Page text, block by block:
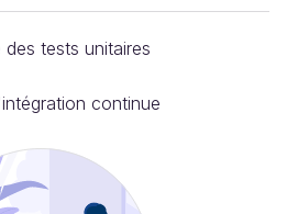
tests unitaires
continue